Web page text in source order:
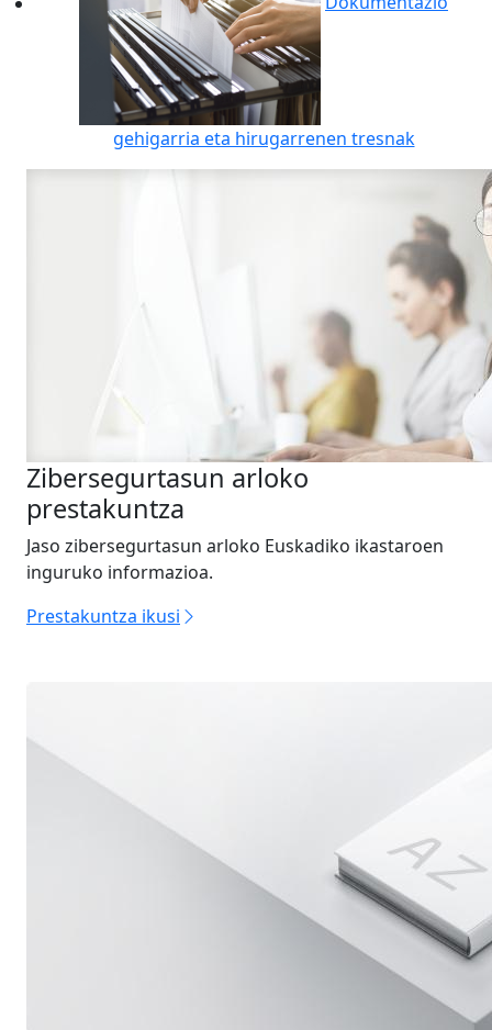
gehigarria eta hirugarrenen tresnak
Zibersegurtasun arloko
prestakuntza
Jaso zibersegurtasun arloko Euskadiko ikastaroen
inguruko informazioa.
Prestakuntza ikusi